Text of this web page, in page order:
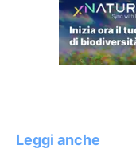
Leggi anche